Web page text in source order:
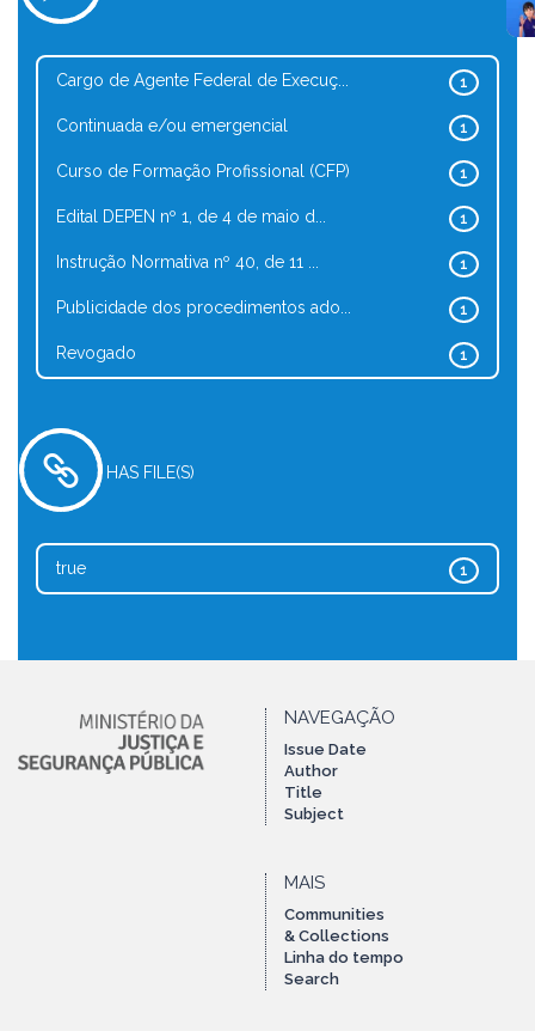
1
Cargo de Agente Federal de Execuç...
1
Continuada e/ou emergencial
1
Curso de Formação Profissional (CFP)
1
Edital DEPEN nº 1, de 4 de maio d...
1
Instrução Normativa nº 40, de 11 ...
1
Publicidade dos procedimentos ado...
1
Revogado
HAS FILE(S)
1
true
NAVEGAÇÃO
Issue Date
Author
Title
Subject
MAIS
Communities
& Collections
Linha do tempo
Search